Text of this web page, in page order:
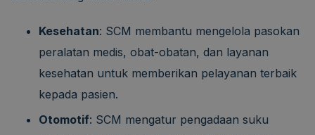
Kesehatan: SCM membantu mengelola pasokan
peralatan medis, obat-obatan, dan layanan
kesehatan untuk memberikan pelayanan terbaik
kepada pasien.
Otomotif: SCM mengatur pengadaan suku